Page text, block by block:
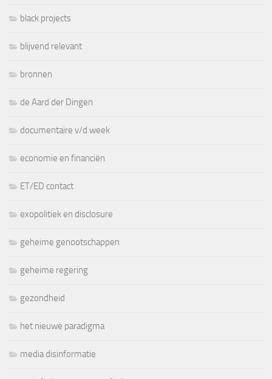
black projects
blijvend relevant
bronnen
de Aard der Dingen
documentaire v/d week
economie en financiën
ET/ED contact
exopolitiek en disclosure
geheime genootschappen
geheime regering
gezondheid
het nieuwe paradigma
media disinformatie